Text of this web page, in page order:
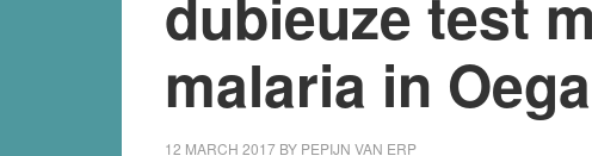
malaria in
12 MARCH 2017 BY PEPIJN VAN ERP